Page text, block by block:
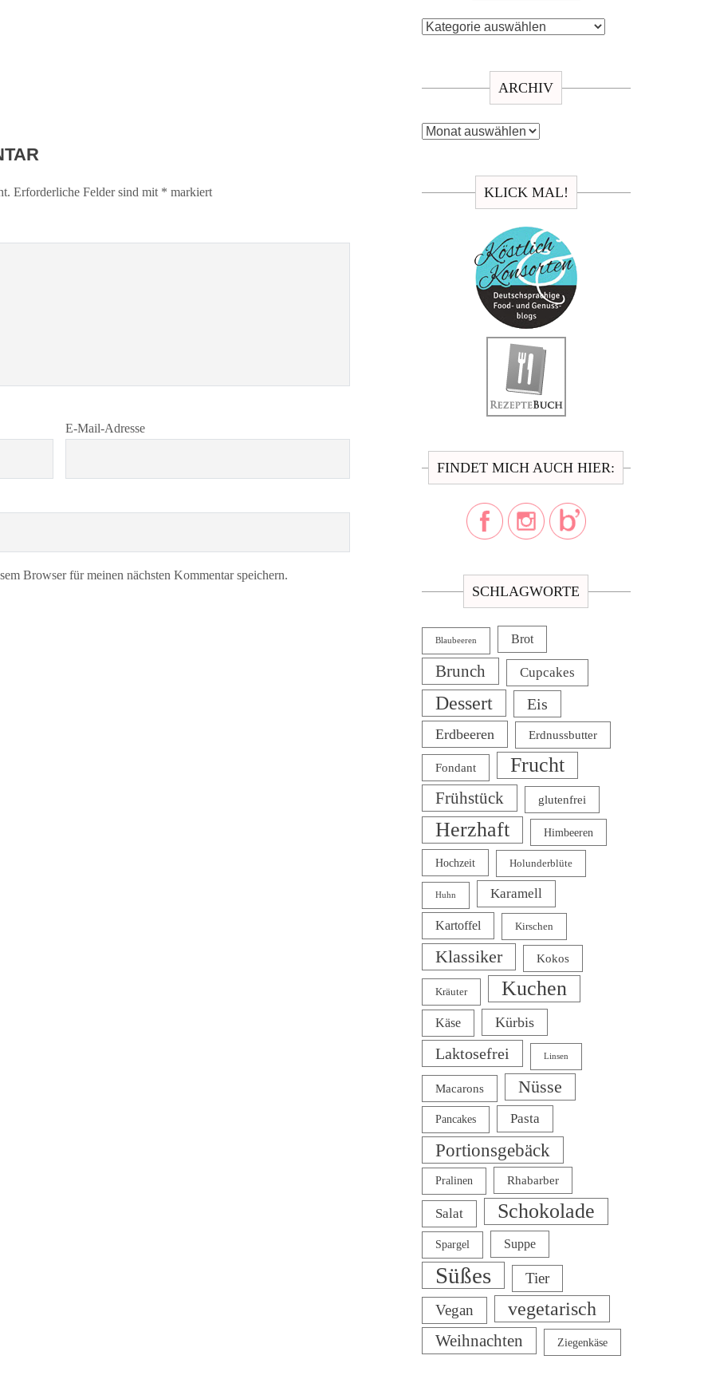
Erforderliche Felder sind mit * markiert
E-Mail-Adresse
Browser für meinen nächsten Kommentar speichern.
Kategorien
ARCHIV
Archiv
KLICK MAL!
FINDET MICH AUCH HIER:
SCHLAGWORTE
Blaubeeren Brot
Brunch Cupcakes
Dessert Eis
Erdbeeren Erdnussbutter
Fondant Frucht
Frühstück glutenfrei
Herzhaft Himbeeren
Hochzeit Holunderblüte
Huhn Karamell
Kartoffel Kirschen
Klassiker Kokos
Kräuter Kuchen
Käse Kürbis
Laktosefrei Linsen
Macarons Nüsse
Pancakes Pasta
Portionsgebäck
Pralinen Rhabarber
Salat Schokolade
Spargel Suppe
Süßes
Tier
Vegan
vegetarisch
Weihnachten Ziegenkäse